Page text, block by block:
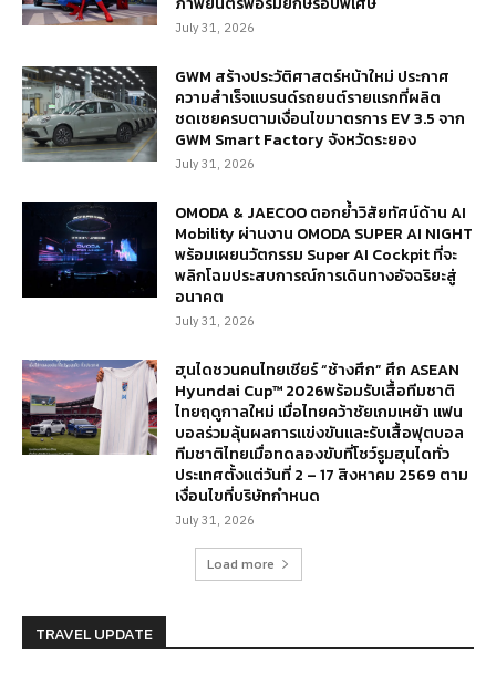
July 31, 2026
GWM สร้างประวัติศาสตร์หน้าใหม่ ประกาศ
ความสำเร็จแบรนด์รถยนต์รายแรกที่ผลิต
ชดเชยครบตามเงื่อนไขมาตรการ EV 3.5 จาก
GWM Smart Factory จังหวัดระยอง
July 31, 2026
OMODA & JAECOO ตอกย้ำวิสัยทัศน์ด้าน AI
Mobility ผ่านงาน OMODA SUPER AI NIGHT
พร้อมเผยนวัตกรรม Super AI Cockpit ที่จะ
พลิกโฉมประสบการณ์การเดินทางอัจฉริยะสู่
อนาคต
July 31, 2026
ฮุนไดชวนคนไทยเชียร์ “ช้างศึก” ศึก ASEAN
Hyundai Cup™ 2026พร้อมรับเสื้อทีมชาติ
ไทยฤดูกาลใหม่ เมื่อไทยคว้าชัยเกมเหย้า แฟน
บอลร่วมลุ้นผลการแข่งขันและรับเสื้อฟุตบอล
ทีมชาติไทยเมื่อทดลองขับที่โชว์รูมฮุนไดทั่ว
ประเทศตั้งแต่วันที่ 2 – 17 สิงหาคม 2569 ตาม
เงื่อนไขที่บริษัทกำหนด
July 31, 2026
Load more
TRAVEL UPDATE